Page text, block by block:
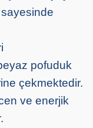
sayesinde
pofuduk
çekmektedir.
ve enerjik